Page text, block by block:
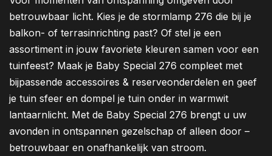
betrouwbaar licht. Kies je de stormlamp 276 die bij je
balkon- of terrasinrichting past? Of stel je een
assortiment in jouw favoriete kleuren samen voor een
tuinfeest? Maak je Baby Special 276 compleet met
bijpassende accessoires & reserveonderdelen en geef
je tuin sfeer en dompel je tuin onder in warmwit
lantaarnlicht. Met de Baby Special 276 brengt u uw
avonden in ontspannen gezelschap of alleen door –
betrouwbaar en onafhankelijk van stroom.